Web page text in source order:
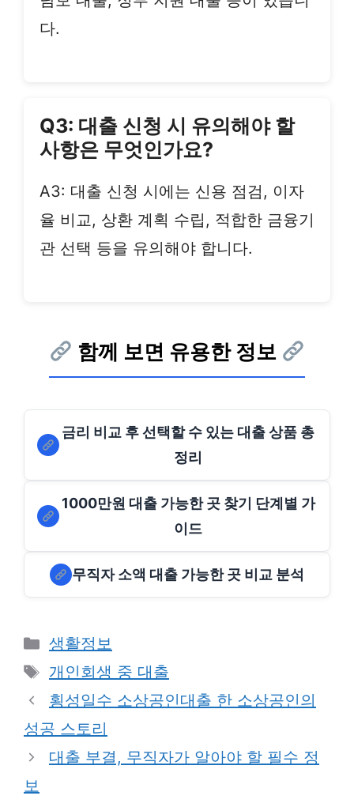
다.
Q3: 대출 신청 시 유의해야 할
사항은 무엇인가요?
A3: 대출 신청 시에는 신용 점검, 이자
율 비교, 상환 계획 수립, 적합한 금융기
관 선택 등을 유의해야 합니다.
함께 보면 유용한 정보
금리 비교 후 선택할 수 있는 대출 상품 총
정리
1000만원 대출 가능한 곳 찾기 단계별 가
이드
무직자 소액 대출 가능한 곳 비교 분석
Categories
생활정보
Tags
개인회생 중 대출
횡성일수 소상공인대출 한 소상공인의
성공 스토리
대출 부결, 무직자가 알아야 할 필수 정
보